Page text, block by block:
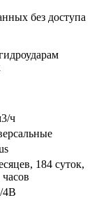
без доступа
ч
184 суток,
4B